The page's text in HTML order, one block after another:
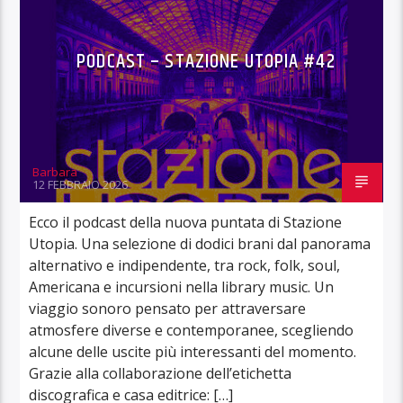
PODCAST – STAZIONE UTOPIA #42
Barbara
12 FEBBRAIO 2026
Ecco il podcast della nuova puntata di Stazione
Utopia. Una selezione di dodici brani dal panorama
alternativo e indipendente, tra rock, folk, soul,
Americana e incursioni nella library music. Un
viaggio sonoro pensato per attraversare
atmosfere diverse e contemporanee, scegliendo
alcune delle uscite più interessanti del momento.
Grazie alla collaborazione dell’etichetta
discografica e casa editrice: […]